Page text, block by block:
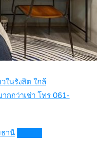
ในรังสิต ใกล้
กกว่าเช่า โทร 061-
านี